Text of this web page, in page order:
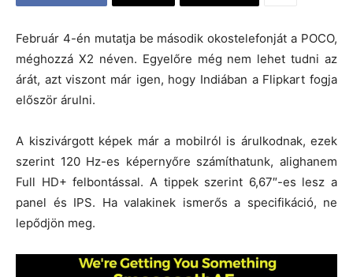
Február 4-én mutatja be második okostelefonját a POCO,
méghozzá X2 néven. Egyelőre még nem lehet tudni az
árát, azt viszont már igen, hogy Indiában a Flipkart fogja
először árulni.
A kiszivárgott képek már a mobilról is árulkodnak, ezek
szerint 120 Hz-es képernyőre számíthatunk, alighanem
Full HD+ felbontással. A tippek szerint 6,67″-es lesz a
panel és IPS. Ha valakinek ismerős a specifikáció, ne
lepődjön meg.